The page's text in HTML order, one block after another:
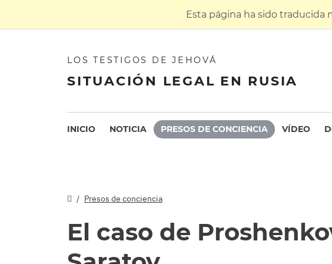
Esta página ha sido
LOS TESTIGOS DE JEHOVÁ
SITUACIÓN LEGAL EN RUSIA
INICIO NOTICIA PRESOS DE CONCIENCIA VÍDEO
Presos de conciencia
El caso de